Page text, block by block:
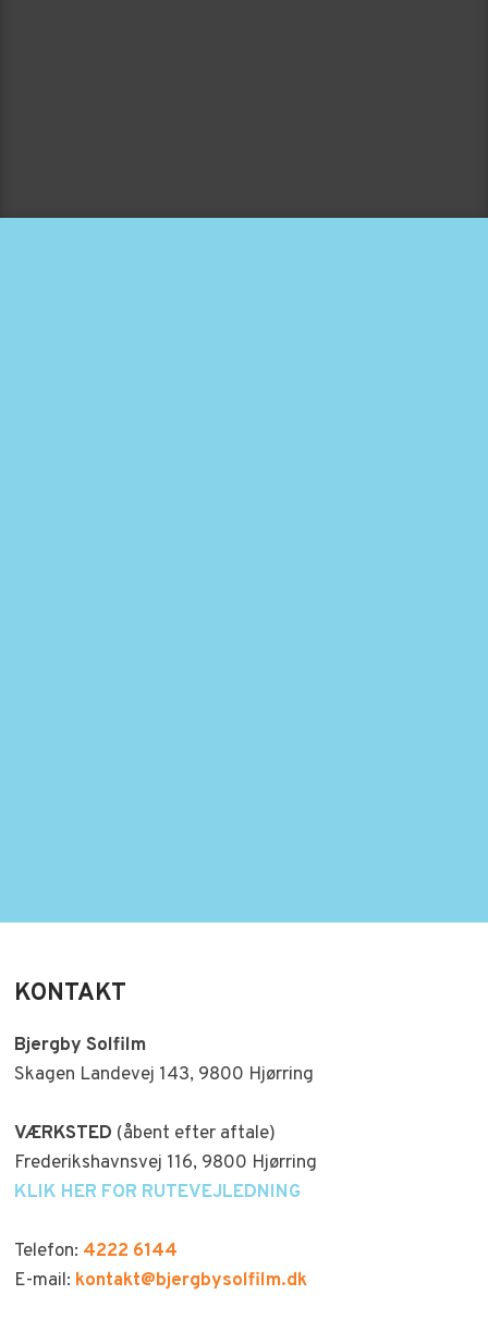
KONTAKT
Bjergby Solfilm
Skagen Landevej 143, 9800 Hjørring​
VÆRKSTED (åbent efter aftale)
Frederikshavnsvej 116, 9800 Hjørring
KLIK HER FOR RUTEVEJLEDNING
Telefon: 4222 6144
E-mail: kontakt@bjergbysolfilm.dk